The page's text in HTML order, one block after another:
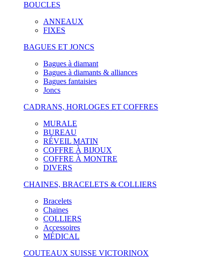
BOUCLES
ANNEAUX
FIXES
BAGUES ET JONCS
Bagues à diamant
Bagues à diamants & alliances
Bagues fantaisies
Joncs
CADRANS, HORLOGES ET COFFRES
MURALE
BUREAU
RÉVEIL MATIN
COFFRE À BIJOUX
COFFRE À MONTRE
DIVERS
CHAINES, BRACELETS & COLLIERS
Bracelets
Chaines
COLLIERS
Accessoires
MÉDICAL
COUTEAUX SUISSE VICTORINOX